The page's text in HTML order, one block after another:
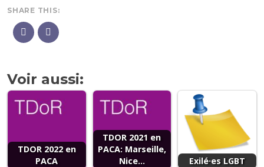
SHARE THIS:
Voir aussi:
TDOR 2022 en
PACA
TDOR 2021 en
PACA: Marseille,
Nice...
Exilé·es LGBT